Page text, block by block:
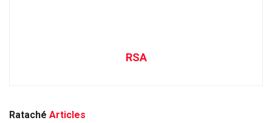
RSA
Rataché Articles